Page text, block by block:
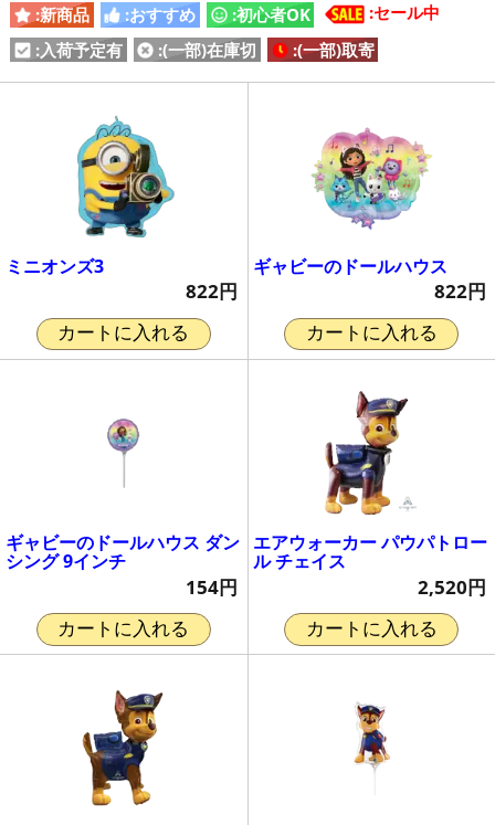
:新商品 :おすすめ :初心者OK
:セール中
:入荷予定有
:(一部)在庫切 :(一部)取寄
ミニオンズ3
822円
カートに入れる
ギャビーのドールハウス
822円
カートに入れる
ギャビーのドールハウス ダン
シング 9インチ
154円
カートに入れる
エアウォーカー パウパトロー
ル チェイス
2,520円
カートに入れる